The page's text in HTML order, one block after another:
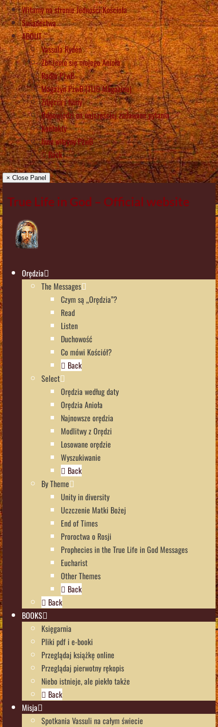
Witamy na stronie Jedności Kościoła
Świadectwa
ABOUT
Vassula Rydén
Zbliżenie się mojego Anioła
Radio PżwB
Magazyn PżwB (TLIG Magazine)
Zdjęcia i filmy
Odpowiedzi na najczęściej zadawane pytania
Kontakty
Inne witryny PżwB
Back
× Close Panel
True Life in God – Official website
Orędzia
The Messages
Czym są „Orędzia”?
Read
Listen
Duchowość
Co mówi Kościół?
Back
Select
Orędzia według daty
Orędzia Anioła
Najnowsze orędzia
Modlitwy z Orędzi
Losowane orędzie
Wyszukiwanie
Back
By Theme
Unity in diversity
Uczczenie Matki Bożej
End of Times
Proroctwa o Rosji
Prophecies in the True Life in God Messages
Eucharist
Other Themes
Back
Back
BOOKS
Księgarnia
Pliki pdf i e-booki
Przeglądaj książkę online
Przeglądaj pierwotny rękopis
Niebo istnieje, ale piekło także
Back
Misja
Spotkania Vassuli na całym świecie